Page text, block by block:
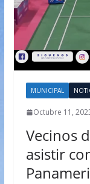
MUNICIPAL
Octubre 11,
Vecinos
asistir